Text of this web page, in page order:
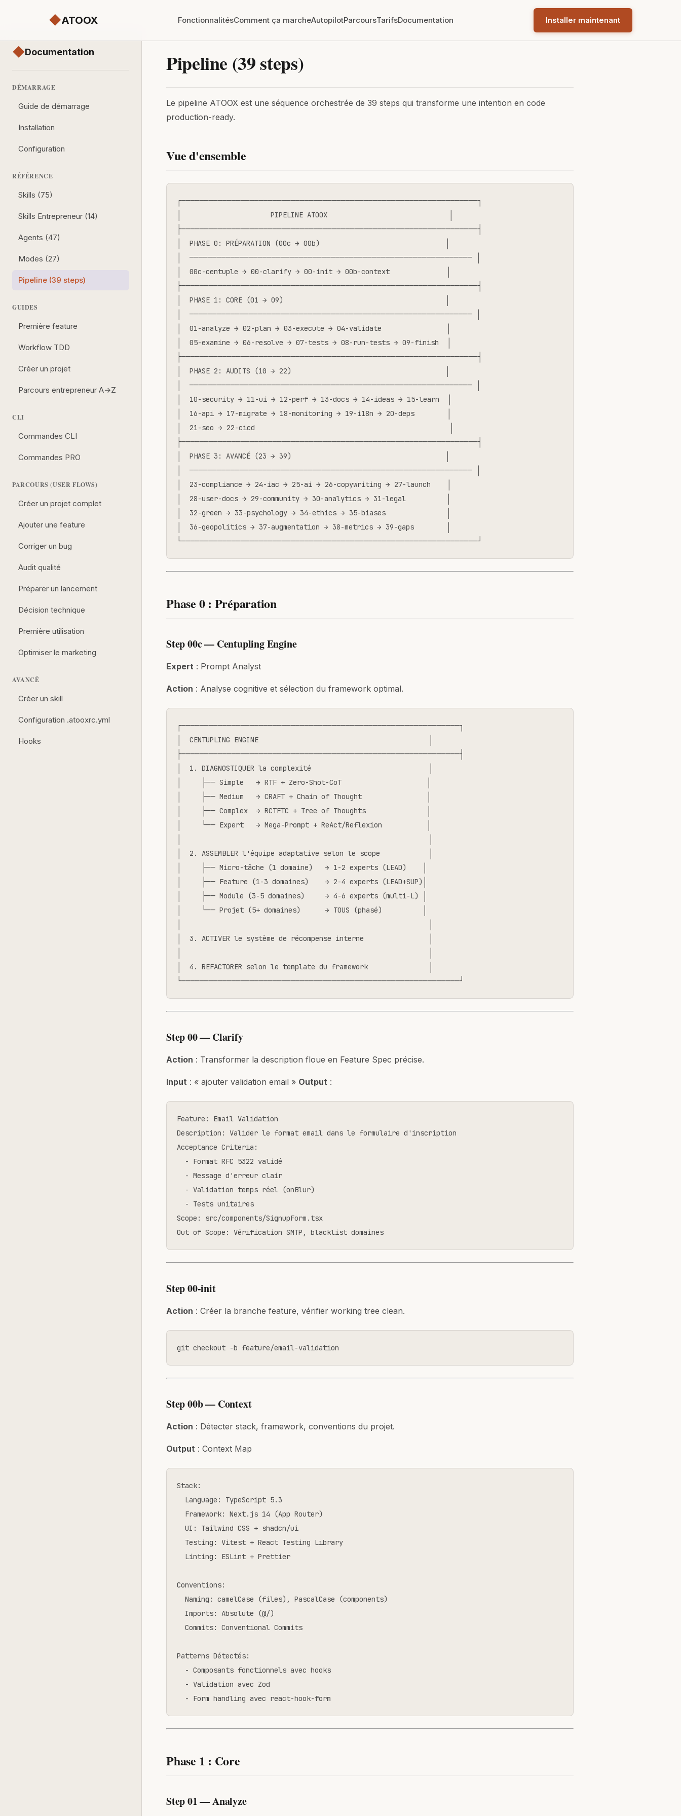
◆ATOOX FonctionnalitésComment ça marcheAutopilotParcoursTarifsDocumentation Installer maintenant
◆Documentation
DÉMARRAGE
Guide de démarrage
Installation
Configuration
RÉFÉRENCE
Skills (75)
Skills Entrepreneur (14)
Agents (47)
Modes (27)
Pipeline (39 steps)
GUIDES
Première feature
Workflow TDD
Créer un projet
Parcours entrepreneur A→Z
CLI
Commandes CLI
Commandes PRO
PARCOURS (USER FLOWS)
Créer un projet complet
Ajouter une feature
Corriger un bug
Audit qualité
Préparer un lancement
Décision technique
Première utilisation
Optimiser le marketing
AVANCÉ
Créer un skill
Configuration .atooxrc.yml
Hooks
Pipeline (39 steps)
Le pipeline ATOOX est une séquence orchestrée de 39 steps qui transforme une intention en code
production-ready.
Vue d'ensemble
┌─────────────────────────────────────────────────────────────────┐
│                      PIPELINE ATOOX                              │
├─────────────────────────────────────────────────────────────────┤
│  PHASE 0: PRÉPARATION (00c → 00b)                               │
│  ────────────────────────────────────────────────────────────── │
│  00c-centuple → 00-clarify → 00-init → 00b-context              │
├─────────────────────────────────────────────────────────────────┤
│  PHASE 1: CORE (01 → 09)                                        │
│  ────────────────────────────────────────────────────────────── │
│  01-analyze → 02-plan → 03-execute → 04-validate                │
│  05-examine → 06-resolve → 07-tests → 08-run-tests → 09-finish  │
├─────────────────────────────────────────────────────────────────┤
│  PHASE 2: AUDITS (10 → 22)                                      │
│  ────────────────────────────────────────────────────────────── │
│  10-security → 11-ui → 12-perf → 13-docs → 14-ideas → 15-learn  │
│  16-api → 17-migrate → 18-monitoring → 19-i18n → 20-deps        │
│  21-seo → 22-cicd                                                │
├─────────────────────────────────────────────────────────────────┤
│  PHASE 3: AVANCÉ (23 → 39)                                      │
│  ────────────────────────────────────────────────────────────── │
│  23-compliance → 24-iac → 25-ai → 26-copywriting → 27-launch    │
│  28-user-docs → 29-community → 30-analytics → 31-legal          │
│  32-green → 33-psychology → 34-ethics → 35-biases               │
│  36-geopolitics → 37-augmentation → 38-metrics → 39-gaps        │
└─────────────────────────────────────────────────────────────────┘
Phase 0 : Préparation
Step 00c — Centupling Engine
Expert : Prompt Analyst
Action : Analyse cognitive et sélection du framework optimal.
┌─────────────────────────────────────────────────────────────┐
│  CENTUPLING ENGINE                                          │
├─────────────────────────────────────────────────────────────┤
│  1. DIAGNOSTIQUER la complexité                             │
│     ├── Simple   → RTF + Zero-Shot-CoT                     │
│     ├── Medium   → CRAFT + Chain of Thought                │
│     ├── Complex  → RCTFTC + Tree of Thoughts               │
│     └── Expert   → Mega-Prompt + ReAct/Reflexion           │
│  2. ASSEMBLER l'équipe adaptative selon le scope            │
│     ├── Micro-tâche (1 domaine)   → 1-2 experts (LEAD)    │
│     ├── Feature (1-3 domaines)    → 2-4 experts (LEAD+SUP)│
│     ├── Module (3-5 domaines)     → 4-6 experts (multi-L) │
│     └── Projet (5+ domaines)      → TOUS (phasé)          │
│  3. ACTIVER le système de récompense interne                │
│  4. REFACTORER selon le template du framework               │
└─────────────────────────────────────────────────────────────┘
Step 00 — Clarify
Action : Transformer la description floue en Feature Spec précise.
Input : « ajouter validation email » Output :
Feature: Email Validation
Description: Valider le format email dans le formulaire d'inscription
Acceptance Criteria:
  - Format RFC 5322 validé
  - Message d'erreur clair
  - Validation temps réel (onBlur)
  - Tests unitaires
Scope: src/components/SignupForm.tsx
Out of Scope: Vérification SMTP, blacklist domaines
Step 00-init
Action : Créer la branche feature, vérifier working tree clean.
git checkout -b feature/email-validation
Step 00b — Context
Action : Détecter stack, framework, conventions du projet.
Output : Context Map
Stack:
  Language: TypeScript 5.3
  Framework: Next.js 14 (App Router)
  UI: Tailwind CSS + shadcn/ui
  Testing: Vitest + React Testing Library
  Linting: ESLint + Prettier
Conventions:
  Naming: camelCase (files), PascalCase (components)
  Imports: Absolute (@/)
  Commits: Conventional Commits
Patterns Détectés:
  - Composants fonctionnels avec hooks
  - Validation avec Zod
  - Form handling avec react-hook-form
Phase 1 : Core
Step 01 — Analyze